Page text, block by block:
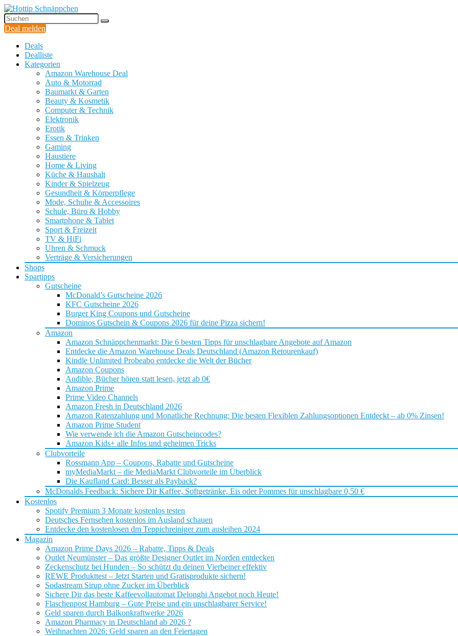
Deal melden
Deals
Dealliste
Kategorien
Amazon Warehouse Deal
Auto & Motorrad
Baumarkt & Garten
Beauty & Kosmetik
Computer & Technik
Elektronik
Erotik
Essen & Trinken
Gaming
Haustiere
Home & Living
Küche & Haushalt
Kinder & Spielzeug
Gesundheit & Körperpflege
Mode, Schuhe & Accessoires
Schule, Büro & Hobby
Smartphone & Tablet
Sport & Freizeit
TV & HiFi
Uhren & Schmuck
Verträge & Versicherungen
Shops
Spartipps
Gutscheine
McDonald’s Gutscheine 2026
KFC Gutscheine 2026
Burger King Coupons und Gutscheine
Dominos Gutschein & Coupons 2026 für deine Pizza sichern!
Amazon
Amazon Schnäppchenmarkt: Die 6 besten Tipps für unschlagbare Angebote auf Amazon
Entdecke die Amazon Warehouse Deals Deutschland (Amazon Retourenkauf)
Kindle Unlimited Probeabo entdecke die Welt der Bücher
Amazon Coupons
Audible, Bücher hören statt lesen, jetzt ab 0€
Amazon Prime
Prime Video Channels
Amazon Fresh in Deutschland 2026
Amazon Ratenzahlung und Monatliche Rechnung: Die besten Flexiblen Zahlungsoptionen Entdeckt – ab 0% Zinsen!
Amazon Prime Student
Wie verwende ich die Amazon Gutscheincodes?
Amazon Kids+ alle Infos und geheimen Tricks
Clubvorteile
Rossmann App – Coupons, Rabatte und Gutscheine
myMediaMarkt – die MediaMarkt Clubvorteile im Überblick
Die Kaufland Card: Besser als Payback?
McDonalds Feedback: Sichere Dir Kaffee, Softgetränke, Eis oder Pommes für unschlagbare 0,50 €
Kostenlos
Spotify Premium 3 Monate kostenlos testen
Deutsches Fernsehen kostenlos im Ausland schauen
Entdecke den kostenlosen dm Teppichreiniger zum ausleihen 2024
Magazin
Amazon Prime Days 2026 – Rabatte, Tipps & Deals
Outlet Neumünster – Das größte Designer Outlet im Norden entdecken
Zeckenschutz bei Hunden – So schützt du deinen Vierbeiner effektiv
REWE Produkttest – Jetzt Starten und Gratisprodukte sichern!
Sodastream Sirup ohne Zucker im Überblick
Sichere Dir das beste Kaffeevollautomat Delonghi Angebot noch Heute!
Flaschenpost Hamburg – Gute Preise und ein unschlagbarer Service!
Geld sparen durch Balkonkraftwerke 2026
Amazon Pharmacy in Deutschland ab 2026 ?
Weihnachten 2026: Geld sparen an den Feiertagen